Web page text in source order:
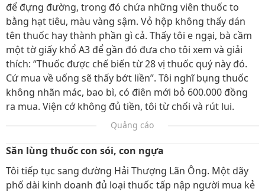
để đựng đường, trong đó chứa những viên thuốc to
bằng hạt tiêu, màu vàng sậm. Vỏ hộp không thấy dán
tên thuốc hay thành phần gì cả. Thấy tôi e ngại, bà cầm
một tờ giấy khổ A3 để gần đó đưa cho tôi xem và giải
thích: “Thuốc được chế biến từ 28 vị thuốc quý này đó.
Cứ mua về uống sẽ thấy bớt liền”. Tôi nghĩ bụng thuốc
không nhãn mác, bao bì, có điên mới bỏ 600.000 đồng
ra mua. Viện cớ không đủ tiền, tôi từ chối và rút lui.
Quảng cáo
Săn lùng thuốc con sói, con ngựa
Tôi tiếp tục sang đường Hải Thượng Lãn Ông. Một dãy
phố dài kinh doanh đủ loại thuốc tấp nập người mua kẻ